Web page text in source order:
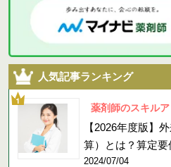
人気記事ランキング
薬剤師のスキル
【2026年度版】
算）とは？算定
2024/07/04